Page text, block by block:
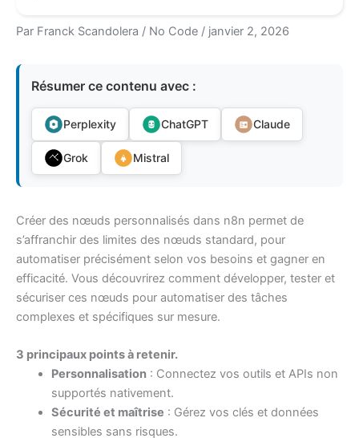
Par Franck Scandolera / No Code / janvier 2, 2026
Résumer ce contenu avec :
Perplexity ChatGPT Claude
Grok Mistral
Créer des nœuds personnalisés dans n8n permet de
s’affranchir des limites des nœuds standard, pour
automatiser précisément selon vos besoins et gagner en
efficacité. Vous découvrirez comment développer, tester et
sécuriser ces nœuds pour automatiser des tâches
complexes et spécifiques sur mesure.
3 principaux points à retenir.
Personnalisation: Connectez vos outils et APIs non
supportés nativement.
Sécurité et maîtrise : Gérez vos clés et données
sensibles sans risques.